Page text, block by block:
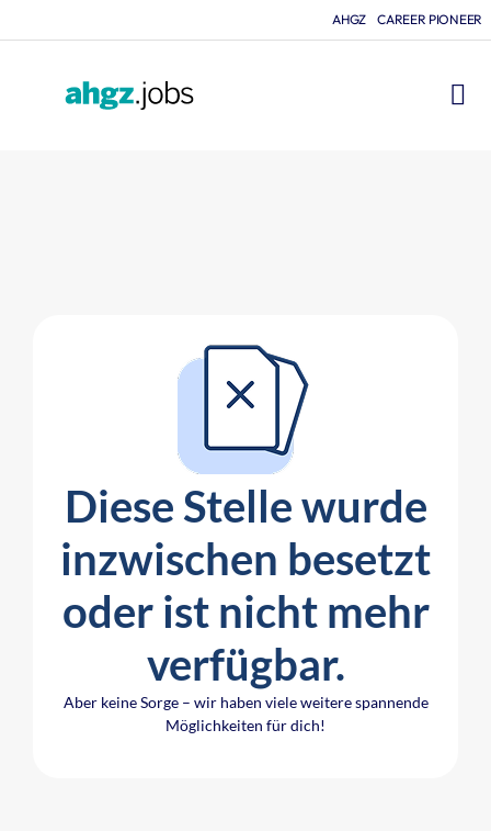
AHGZ CAREER PIONEER
Diese Stelle wurde
inzwischen besetzt
oder ist nicht mehr
verfügbar.
Aber keine Sorge – wir haben viele weitere spannende
Möglichkeiten für dich!